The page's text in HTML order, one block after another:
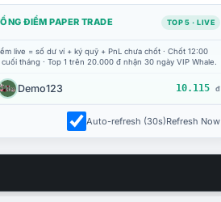
ĐIỂM PAPER TRADE TOP 5 · LIVE
live = số dư ví + ký quỹ + PnL chưa chốt · Chốt 12:00
tháng · Top 1 trên 20.000 đ nhận 30 ngày VIP Whale.
Demo123 10.115 đ
Auto-refresh (30s)Refresh Now